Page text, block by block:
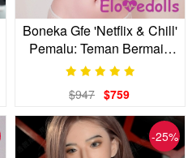
Boneka Gfe 'Netflix & Chill'
Pemalu: Teman Bermain
Anda
$947 $759
-25%